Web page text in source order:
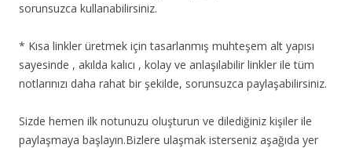
sorunsuzca kullanabilirsiniz.
* Kısa linkler üretmek için tasarlanmış muhteşem alt yapısı
sayesinde , akılda kalıcı , kolay ve anlaşılabilir linkler ile tüm
notlarınızı daha rahat bir şekilde, sorunsuzca paylaşabilirsiniz.
Sizde hemen ilk notunuzu oluşturun ve dilediğiniz kişiler ile
paylaşmaya başlayın.Bizlere ulaşmak isterseniz aşağıda yer